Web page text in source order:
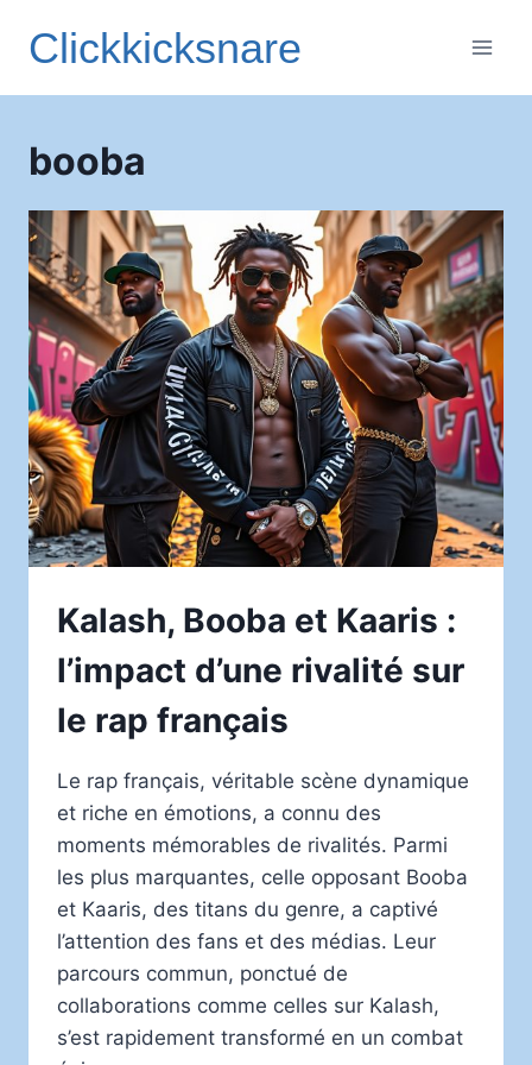
Clickkicksnare
booba
Kalash, Booba et Kaaris :
l’impact d’une rivalité sur
le rap français
Le rap français, véritable scène dynamique
et riche en émotions, a connu des
moments mémorables de rivalités. Parmi
les plus marquantes, celle opposant Booba
et Kaaris, des titans du genre, a captivé
l’attention des fans et des médias. Leur
parcours commun, ponctué de
collaborations comme celles sur Kalash,
s’est rapidement transformé en un combat